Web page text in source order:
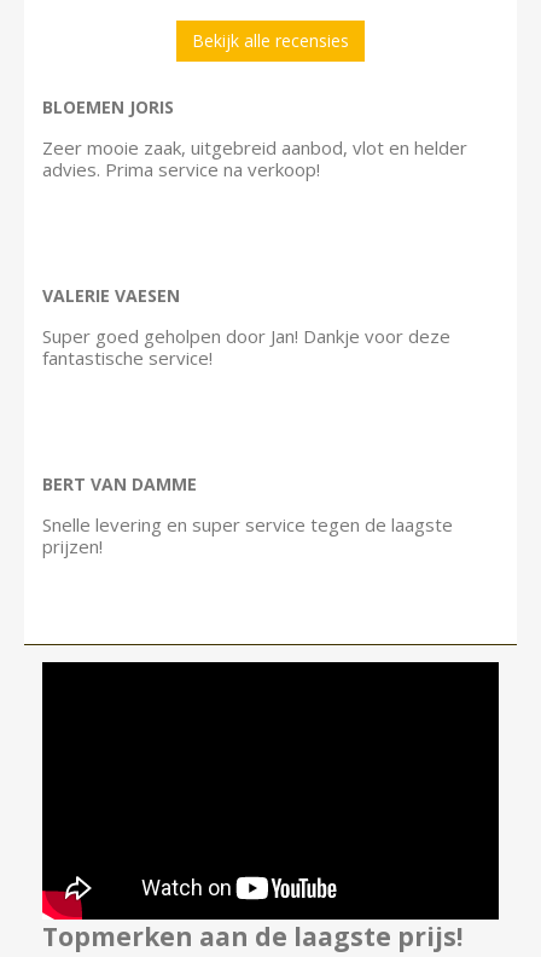
Bekijk alle recensies
BLOEMEN JORIS
Zeer mooie zaak, uitgebreid aanbod, vlot en helder
advies. Prima service na verkoop!
VALERIE VAESEN
Super goed geholpen door Jan! Dankje voor deze
fantastische service!
BERT VAN DAMME
Snelle levering en super service tegen de laagste
prijzen!
Topmerken aan de laagste prijs!